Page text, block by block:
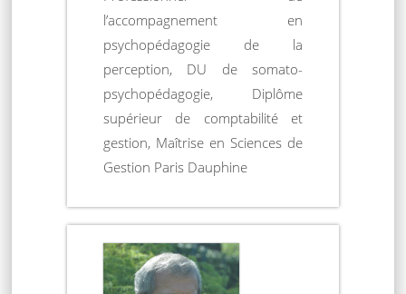
l’accompagnement en
psychopédagogie de la
perception, DU de somato-
psychopédagogie, Diplôme
supérieur de comptabilité et
gestion, Maîtrise en Sciences de
Gestion Paris Dauphine